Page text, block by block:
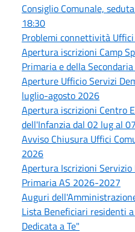
Consiglio Comunale,
18:30
Problemi connettività
Apertura iscrizioni Camp
Primaria e della
Aperture Ufficio Servizi
luglio-agosto 2026
Apertura iscrizioni Centro
dell'Infanzia dal 02 lug al
Avviso Chiusura Uffici
2026
Apertura Iscrizioni
Primaria AS 2026-2027
Auguri
Lista Beneficiari residenti
Dedicata a Te"